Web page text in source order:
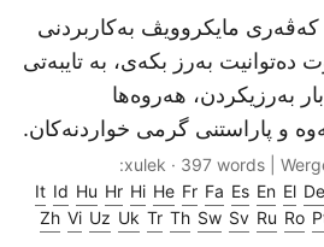
مایکروویڤ بەکاربردنی
بەرز بکەی، بە تایبەتی
بەرزیکردن، هەروەھا
و پاراستنی گرمی خواردنەکان.
De
El
En
Es
Fa
Fr
He
Hi
Hr
Hu
Id
It
Ro
Ru
Sv
Sw
Th
Tr
Uk
Uz
Vi
Zh